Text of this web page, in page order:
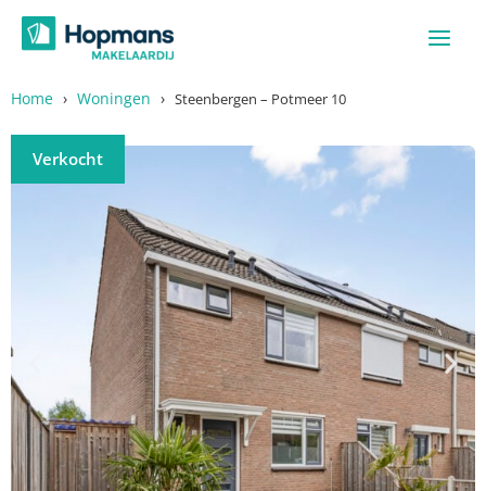
naar
inhoud
Home › Woningen › Steenbergen – Potmeer 10
Verkocht